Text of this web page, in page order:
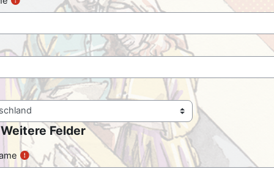
Felder
Felder
Weitere Felder